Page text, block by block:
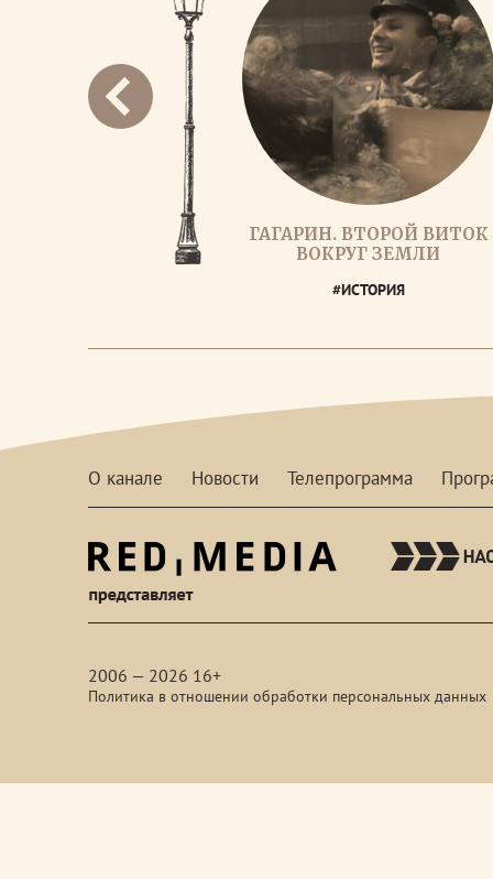
ГАГАРИН. ВТОРОЙ ВИТОК
ВОКРУГ ЗЕМЛИ
#ИСТОРИЯ
О канале Новости Телепрограмма
2006 — 2026 16+
Политика в отношении обработки персональных данных